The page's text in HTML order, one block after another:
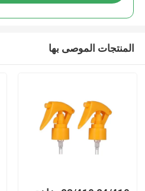
المنتجات الموصى بها